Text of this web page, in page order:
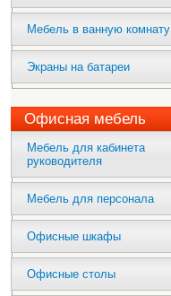
Мебель в ванную комнату
Экраны на батареи
Офисная мебель
Мебель для кабинета
руководителя
Мебель для персонала
Офисные шкафы
Офисные столы